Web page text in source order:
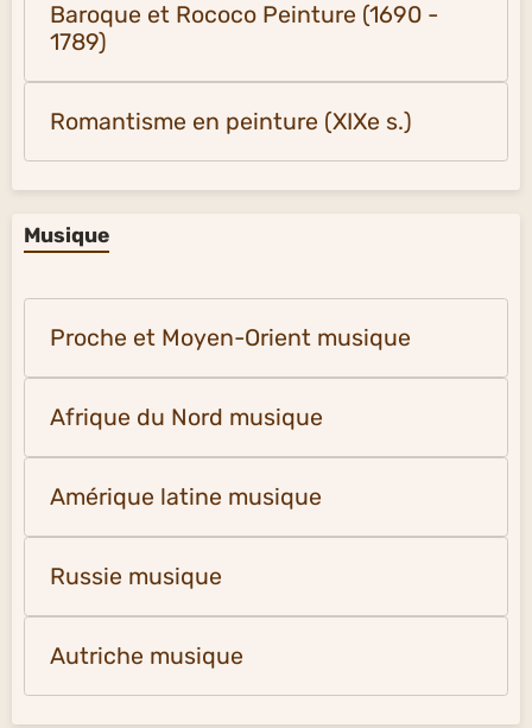
Baroque et Rococo Peinture (1690 -
1789)
Romantisme en peinture (XIXe s.)
Musique
Proche et Moyen-Orient musique
Afrique du Nord musique
Amérique latine musique
Russie musique
Autriche musique